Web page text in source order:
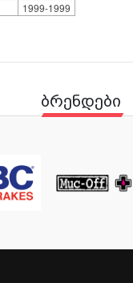
1999-1999
ბრენდები